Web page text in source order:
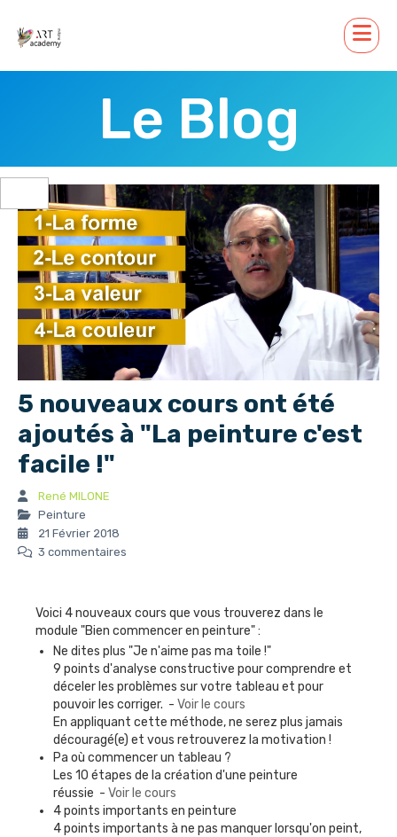
Le Blog
5 nouveaux cours ont été
ajoutés à "La peinture c'est
facile !"
René MILONE
Peinture
21 Février 2018
3 commentaires
Voici 4 nouveaux cours que vous trouverez dans le
module "Bien commencer en peinture" :
Ne dites plus "Je n'aime pas ma toile !"
9 points d'analyse constructive pour comprendre et
déceler les problèmes sur votre tableau et pour
pouvoir les corriger. - Voir le cours
En appliquant cette méthode, ne serez plus jamais
découragé(e) et vous retrouverez la motivation !
Pa où commencer un tableau ?
Les 10 étapes de la création d'une peinture
réussie - Voir le cours
4 points importants en peinture
4 points importants à ne pas manquer lorsqu'on peint,